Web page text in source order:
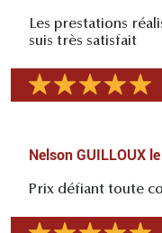
Les prestations
suis très satisfait
Nelson GUILLOUX le
Prix défiant toute